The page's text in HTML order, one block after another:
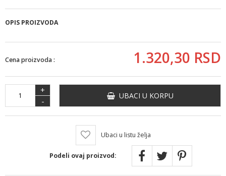
OPIS PROIZVODA
Cena proizvoda : 1.320,30 RSD
+
-
UBACI U KORPU
Ubaci u listu želja
Podeli ovaj proizvod: